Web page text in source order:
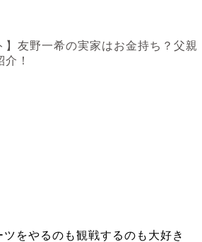
】友野一希の実家はお金持ち？父親
！
をやるのも観戦するのも大好き